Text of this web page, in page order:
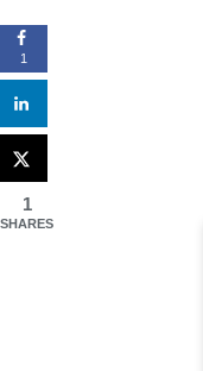
1
1
SHARES